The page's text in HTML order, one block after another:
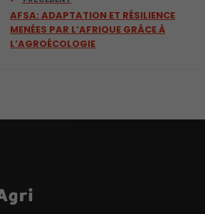
AFSA: ADAPTATION ET RÉSILIENCE
MENÉES PAR L’AFRIQUE GRÂCE À
L’AGROÉCOLOGIE